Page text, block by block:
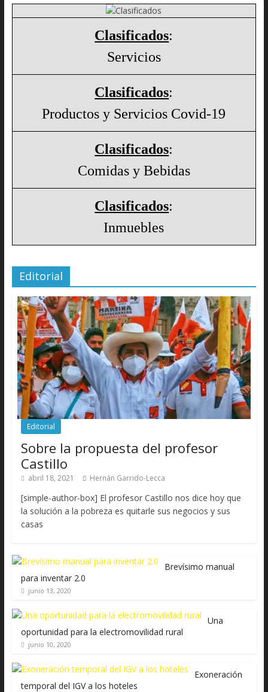
Clasificados:
Servicios
Clasificados:
Productos y Servicios Covid-19
Clasificados:
Comidas y Bebidas
Clasificados:
Inmuebles
Editorial
Editorial
Sobre la propuesta del profesor
Castillo
abril 18, 2021 Hernán Garrido-Lecca
[simple-author-box] El profesor Castillo nos dice hoy que
la solución a la pobreza es quitarle sus negocios y sus
casas
Brevísimo manual
para inventar 2.0
junio 13, 2020
Una
oportunidad para la electromovilidad rural
junio 10, 2020
Exoneración
temporal del IGV a los hoteles